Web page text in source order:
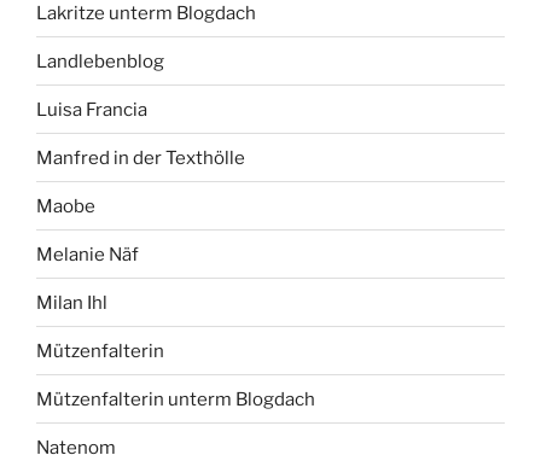
Lakritze unterm Blogdach
Landlebenblog
Luisa Francia
Manfred in der Texthölle
Maobe
Melanie Näf
Milan Ihl
Mützenfalterin
Mützenfalterin unterm Blogdach
Natenom